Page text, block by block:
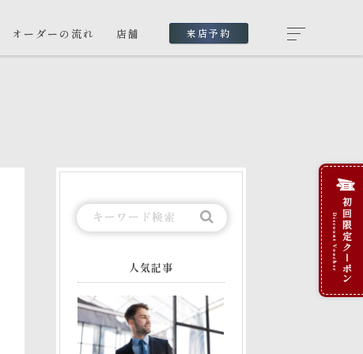
オーダーの流れ 店舗 来店予約
人気記事